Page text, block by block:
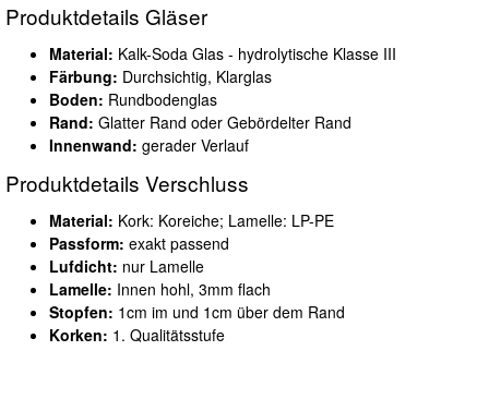
Produktdetails Gläser
Material: Kalk-Soda Glas - hydrolytische Klasse III
Färbung: Durchsichtig, Klarglas
Boden: Rundbodenglas
Rand: Glatter Rand oder Gebördelter Rand
Innenwand: gerader Verlauf
Produktdetails Verschluss
Material: Kork: Koreiche; Lamelle: LP-PE
Passform: exakt passend
Lufdicht: nur Lamelle
Lamelle: Innen hohl, 3mm flach
Stopfen: 1cm im und 1cm über dem Rand
Korken: 1. Qualitätsstufe